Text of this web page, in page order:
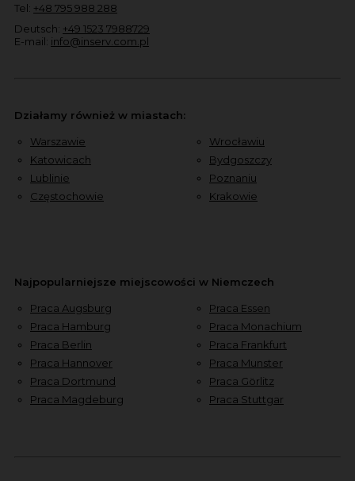
Tel: +48 795 988 288
Deutsch: +49 1523 7988729
E-mail: info@inserv.com.pl
Działamy również w miastach:
Warszawie
Katowicach
Lublinie
Częstochowie
Wrocławiu
Bydgoszczy
Poznaniu
Krakowie
Najpopularniejsze miejscowości w Niemczech
Praca Augsburg
Praca Hamburg
Praca Berlin
Praca Hannover
Praca Dortmund
Praca Magdeburg
Praca Essen
Praca Monachium
Praca Frankfurt
Praca Munster
Praca Görlitz
Praca Stuttgar